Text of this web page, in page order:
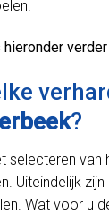
hieronder
?
selecteren
Uiteindelijk
Wat voor u